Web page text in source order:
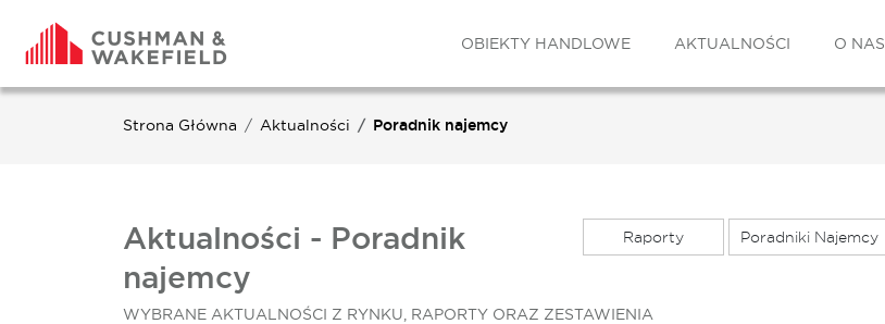
OBIEKTY HANDLOWE AKTUALNOŚCI O NAS
Strona Główna Aktualności Poradnik najemcy
Raporty Poradniki Najemcy
Aktualności - Poradnik
najemcy
WYBRANE AKTUALNOŚCI Z RYNKU, RAPORTY ORAZ ZESTAWIENIA